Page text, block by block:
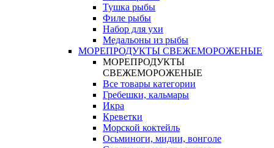
Тушка рыбы
Филе рыбы
Набор для ухи
Медальоны из рыбы
МОРЕПРОДУКТЫ СВЕЖЕМОРОЖЕНЫЕ
МОРЕПРОДУКТЫ
СВЕЖЕМОРОЖЕНЫЕ
Все товары категории
Гребешки, кальмары
Икра
Креветки
Морской коктейль
Осьминоги, мидии, вонголе